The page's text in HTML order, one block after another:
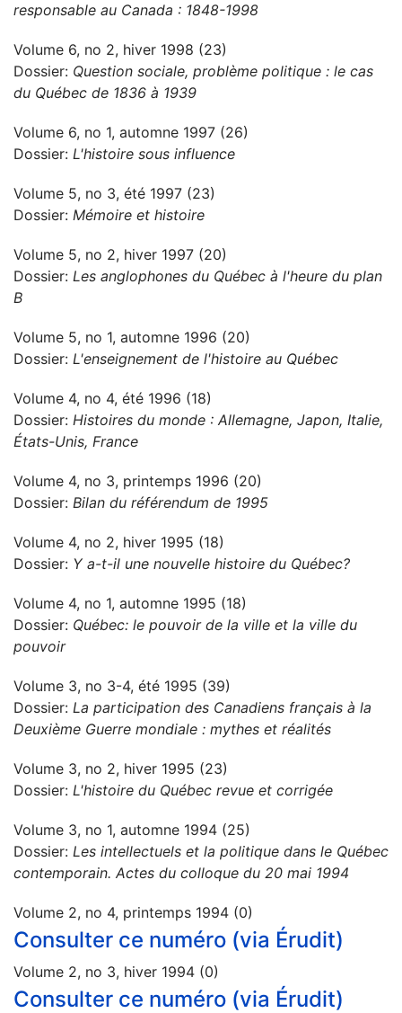
responsable au Canada : 1848-1998
Volume 6, no 2, hiver 1998 (23)
Dossier: Question sociale, problème politique : le cas
du Québec de 1836 à 1939
Volume 6, no 1, automne 1997 (26)
Dossier: L'histoire sous influence
Volume 5, no 3, été 1997 (23)
Dossier: Mémoire et histoire
Volume 5, no 2, hiver 1997 (20)
Dossier: Les anglophones du Québec à l'heure du plan
B
Volume 5, no 1, automne 1996 (20)
Dossier: L'enseignement de l'histoire au Québec
Volume 4, no 4, été 1996 (18)
Dossier: Histoires du monde : Allemagne, Japon, Italie,
États-Unis, France
Volume 4, no 3, printemps 1996 (20)
Dossier: Bilan du référendum de 1995
Volume 4, no 2, hiver 1995 (18)
Dossier: Y a-t-il une nouvelle histoire du Québec?
Volume 4, no 1, automne 1995 (18)
Dossier: Québec: le pouvoir de la ville et la ville du
pouvoir
Volume 3, no 3-4, été 1995 (39)
Dossier: La participation des Canadiens français à la
Deuxième Guerre mondiale : mythes et réalités
Volume 3, no 2, hiver 1995 (23)
Dossier: L'histoire du Québec revue et corrigée
Volume 3, no 1, automne 1994 (25)
Dossier: Les intellectuels et la politique dans le Québec
contemporain. Actes du colloque du 20 mai 1994
Volume 2, no 4, printemps 1994 (0)
Consulter ce numéro (via Érudit)
Volume 2, no 3, hiver 1994 (0)
Consulter ce numéro (via Érudit)